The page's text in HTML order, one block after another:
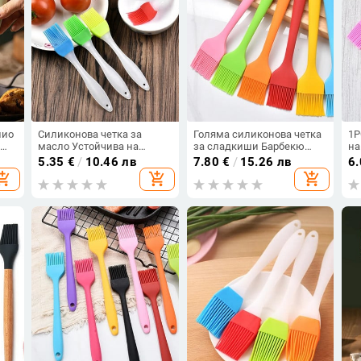
Силиконова четка за
масло Устойчива на
висока температура Четка
за барбекю с масло
Инструменти за печене на
сладкиши Меки четки за
готвене Кухненски
аксесоари
5.35 € / 10.46 лв
add_shopping_cart
Голяма силиконова четка
за сладкиши Барбекю
Торта Хляб Масло Крем
Бисквитки
Топлоустойчива Четка за
Кухненски инструменти
7.80 € / 15.26 лв
add_shopping_cart